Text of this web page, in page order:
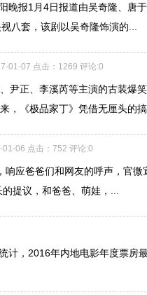
报1月4日报道由吴奇隆、唐于
八套，该剧以吴奇隆饰演的...
01-07 点击：1269 评论:0
正、李溪芮等主演的古装爆
，《极品家丁》凭借无厘头的搞
01-06 点击：752 评论:0
响应爸爸们和网友的呼声，官
提议，和爸爸、萌娃，...
，2016年内地电影年度票房